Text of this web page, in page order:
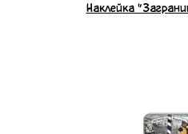
Наклейка